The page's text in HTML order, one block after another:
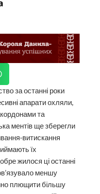
за останні роки
апарати охляли,
та
ментів ще зберегли
витискання
їх
жилося ці останні
меншу
плющити більшу